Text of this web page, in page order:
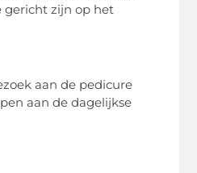
gericht zijn op het
aan de pedicure
aan de dagelijkse